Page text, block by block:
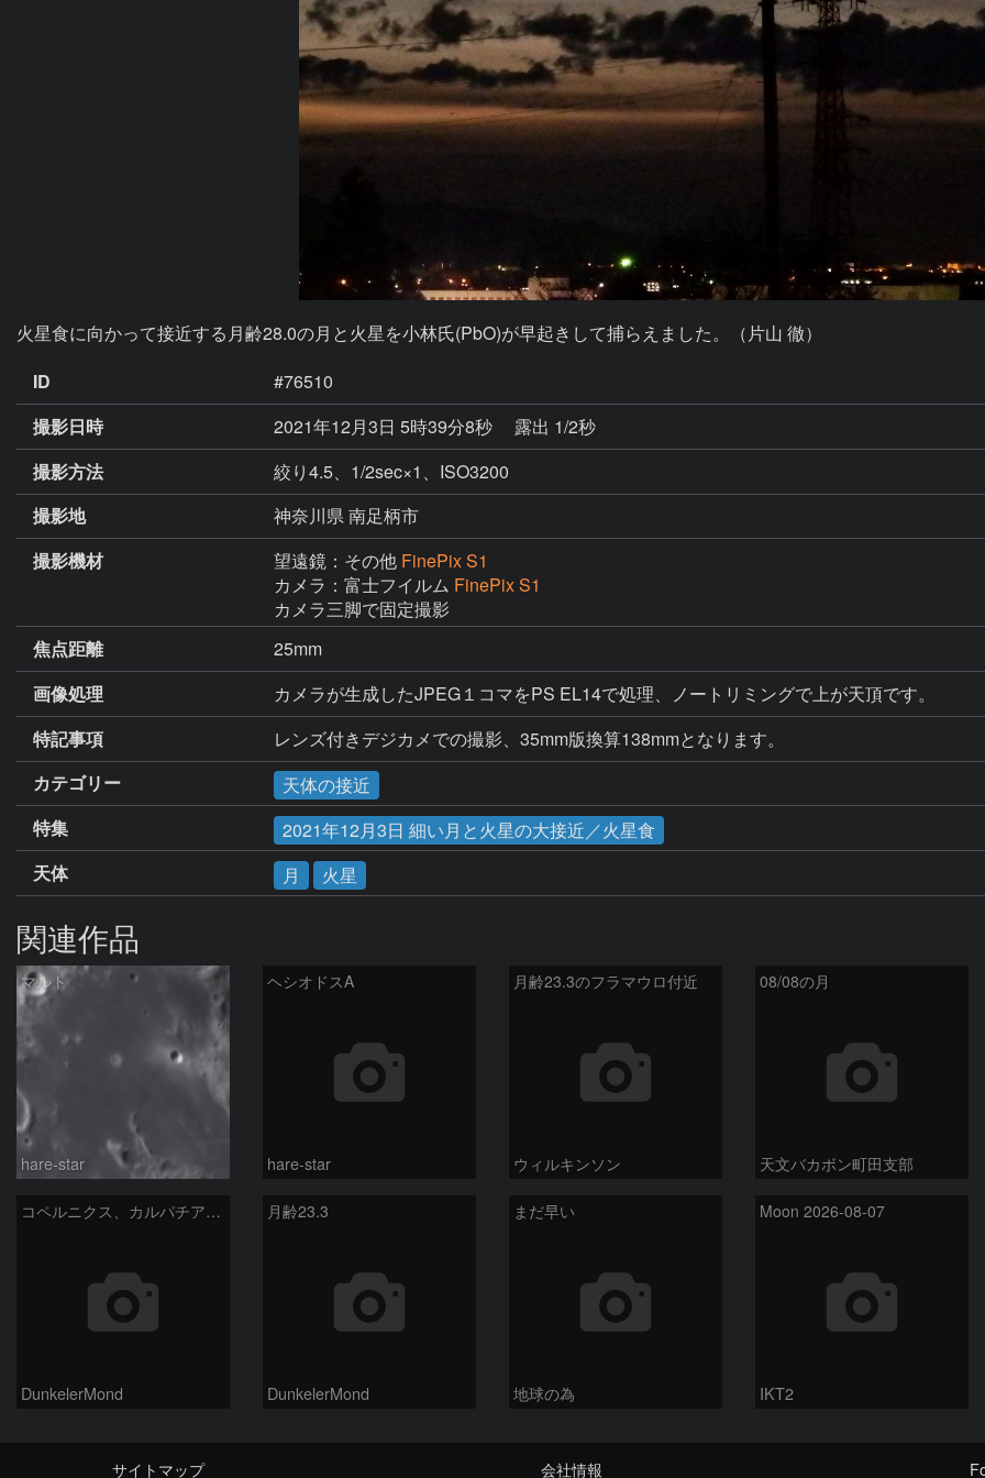
火星食に向かって接近する月齢28.0の月と火星を小林氏(PbO)が早起きして捕らえました。（片山 徹）
ID
#76510
撮影日時
2021年12月3日 5時39分8秒
露出 1/2秒
撮影方法
絞り4.5、1/2sec×1、ISO3200
撮影地
神奈川県 南足柄市
撮影機材
望遠鏡：その他 FinePix S1
カメラ：富士フイルム FinePix S1
カメラ三脚で固定撮影
焦点距離
25mm
画像処理
カメラが生成したJPEG１コマをPS EL14で処理、ノートリミングで上が天頂です。
特記事項
レンズ付きデジカメでの撮影、35mm版換算138mmとなります。
カテゴリー
天体の接近
特集
2021年12月3日 細い月と火星の大接近／火星食
天体
月 火星
関連作品
マルト
hare-star
ヘシオドスA
hare-star
月齢23.3のフラマウロ付近
ウィルキンソン
08/08の月
天文バカボン町田支部
コペルニクス、カルパチア山脈付近
DunkelerMond
月齢23.3
DunkelerMond
まだ早い
地球の為
Moon 2026-08-07
IKT2
サイトマップ 会社情報